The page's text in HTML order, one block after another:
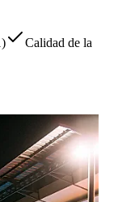
)
Calidad de la